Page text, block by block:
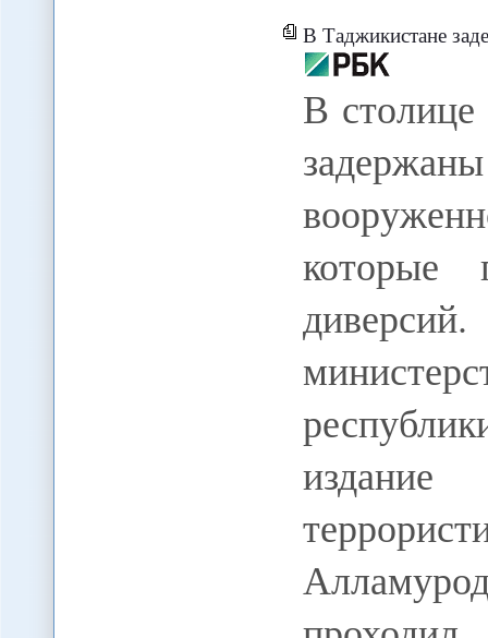
В Таджикистане
В
которые